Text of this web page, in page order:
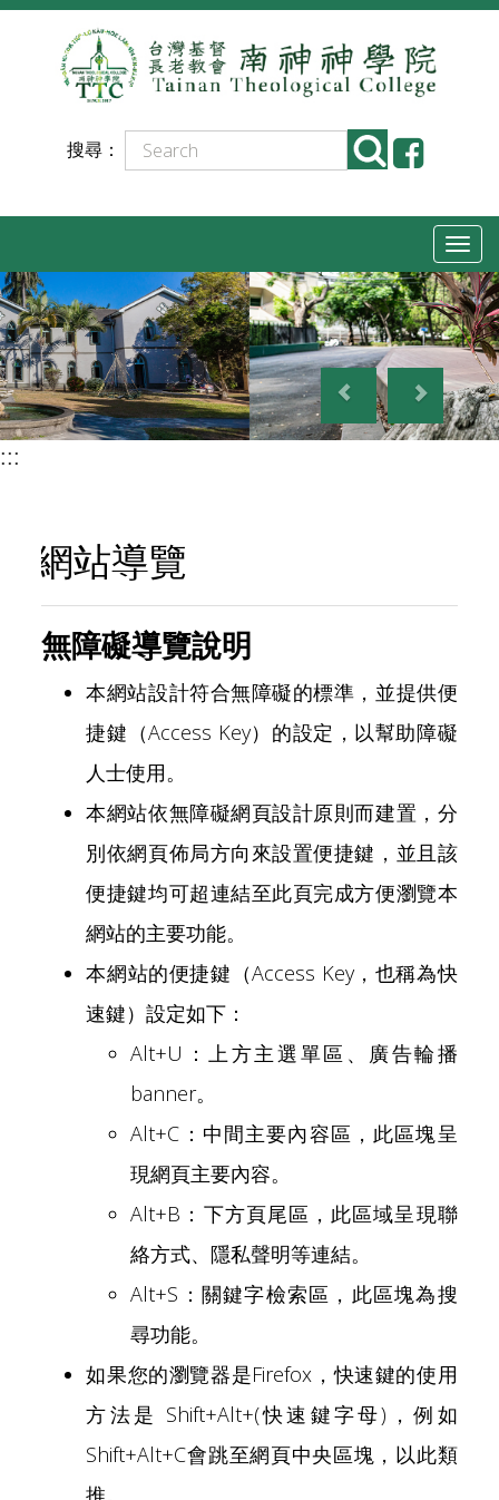
跳
搜尋：
T
o
g
g
l
e
P
r
e
e
x
:::
網站導覽
無障礙導覽說明
本網站設計符合無障礙的標準，並提供便
捷鍵（Access Key）的設定，以幫助障礙
人士使用。
本網站依無障礙網頁設計原則而建置，分
別依網頁佈局方向來設置便捷鍵，並且該
便捷鍵均可超連結至此頁完成方便瀏覽本
網站的主要功能。
本網站的便捷鍵（Access Key，也稱為快
速鍵）設定如下：
Alt+U：上方主選單區、廣告輪播
banner。
Alt+C：中間主要內容區，此區塊呈
現網頁主要內容。
Alt+B：下方頁尾區，此區域呈現聯
絡方式、隱私聲明等連結。
Alt+S：關鍵字檢索區，此區塊為搜
尋功能。
如果您的瀏覽器是Firefox，快速鍵的使用
方法是 Shift+Alt+(快速鍵字母)，例如
Shift+Alt+C會跳至網頁中央區塊，以此類
推。